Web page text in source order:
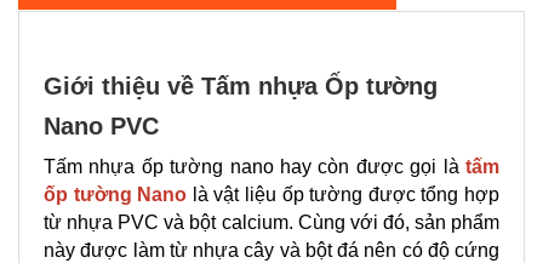
Giới thiệu về Tấm nhựa Ốp tường
Nano PVC
Tấm nhựa ốp tường nano hay còn được gọi là tấm
ốp tường Nano là vật liệu ốp tường được tổng hợp
từ nhựa PVC và bột calcium. Cùng với đó, sản phẩm
này được làm từ nhựa cây và bột đá nên có độ cứng